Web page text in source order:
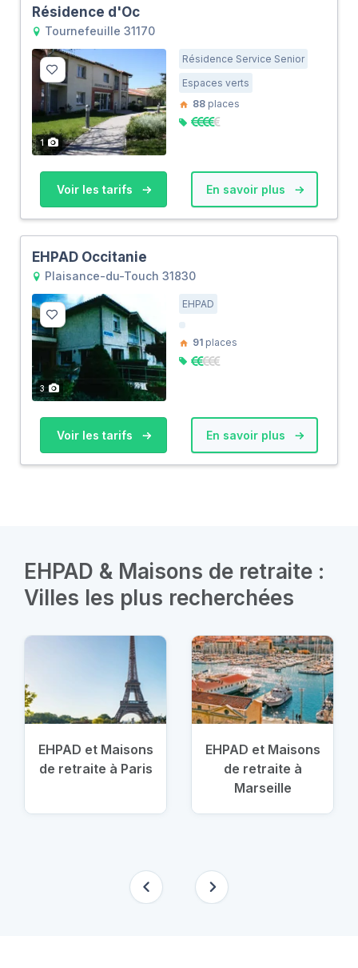
Résidence d'Oc
Tournefeuille 31170
1
Résidence Service Senior
Espaces verts
88 places
Voir les tarifs En savoir plus
EHPAD Occitanie
Plaisance-du-Touch 31830
3
EHPAD
91 places
Voir les tarifs En savoir plus
EHPAD & Maisons de retraite :
Villes les plus recherchées
EHPAD et Maisons
de retraite à Paris
EHPAD et Maisons
de retraite à
Marseille